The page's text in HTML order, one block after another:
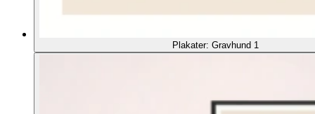
Plakater: Gravhund 1